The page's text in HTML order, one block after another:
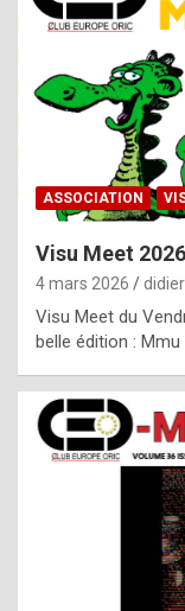
ASSOCIATION
Visu Meet
4 mars 2026
Visu Meet du
belle édition : Mmu